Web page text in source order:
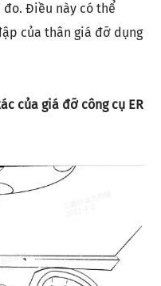
đo. Điều này có thể
của thân giá đỡ dụng
của giá đỡ công cụ ER